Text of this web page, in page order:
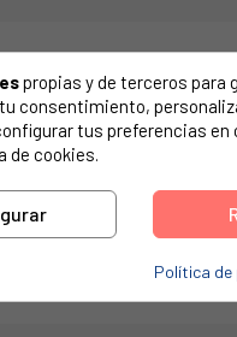
tu electrodoméstico.
propias y de terceros para
consentimiento,
tus preferencias
de cookies.
Política de